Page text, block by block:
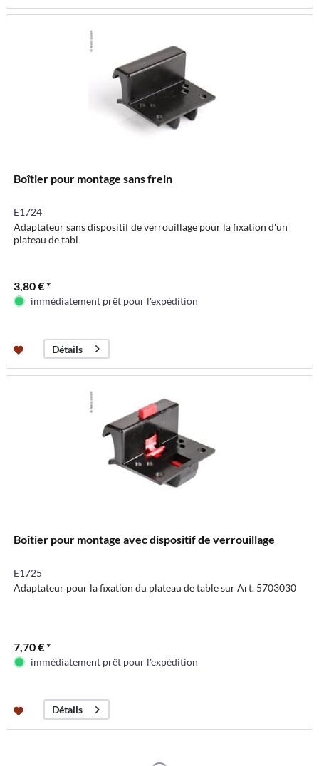
Boîtier pour montage sans frein
E1724
Adaptateur sans dispositif de verrouillage pour la fixation d'un
plateau de tabl
3,80 € *
immédiatement prêt pour l'expédition
Détails
Boîtier pour montage avec dispositif de verrouillage
E1725
Adaptateur pour la fixation du plateau de table sur Art. 5703030
7,70 € *
immédiatement prêt pour l'expédition
Détails